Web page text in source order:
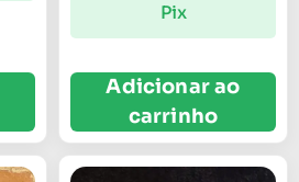
Pix
Adicionar ao
carrinho